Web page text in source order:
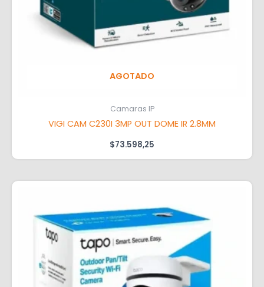
AGOTADO
Camaras IP
VIGI CAM C230I 3MP OUT DOME IR 2.8MM
$73.598,25